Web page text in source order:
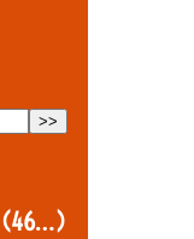
(46…)